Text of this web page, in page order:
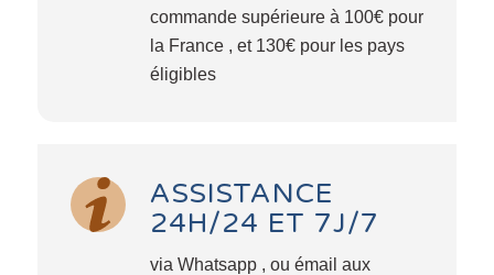
commande supérieure à 100€ pour
la France , et 130€ pour les pays
éligibles
ASSISTANCE
24H/24 ET 7J/7
via Whatsapp , ou émail aux